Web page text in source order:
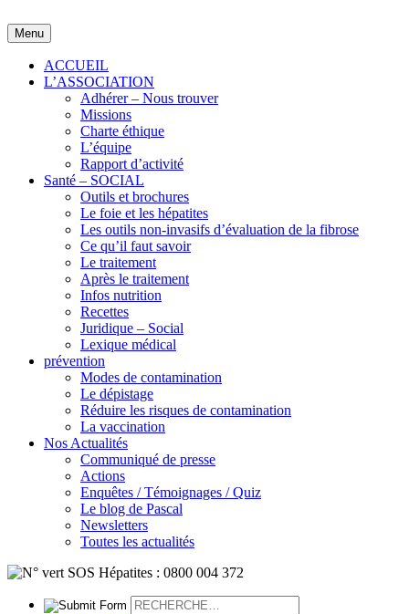
to
content
Menu
ACCUEIL
L’ASSOCIATION
Adhérer – Nous trouver
Missions
Charte éthique
L’équipe
Rapport d’activité
Santé – SOCIAL
Outils et brochures
Le foie et les hépatites
Les outils non-invasifs d’évaluation de la fibrose
Ce qu’il faut savoir
Le traitement
Après le traitement
Infos nutrition
Recettes
Juridique – Social
Lexique médical
prévention
Modes de contamination
Le dépistage
Réduire les risques de contamination
La vaccination
Nos Actualités
Communiqué de presse
Actions
Enquêtes / Témoignages / Quiz
Le blog de Pascal
Newsletters
Toutes les actualités